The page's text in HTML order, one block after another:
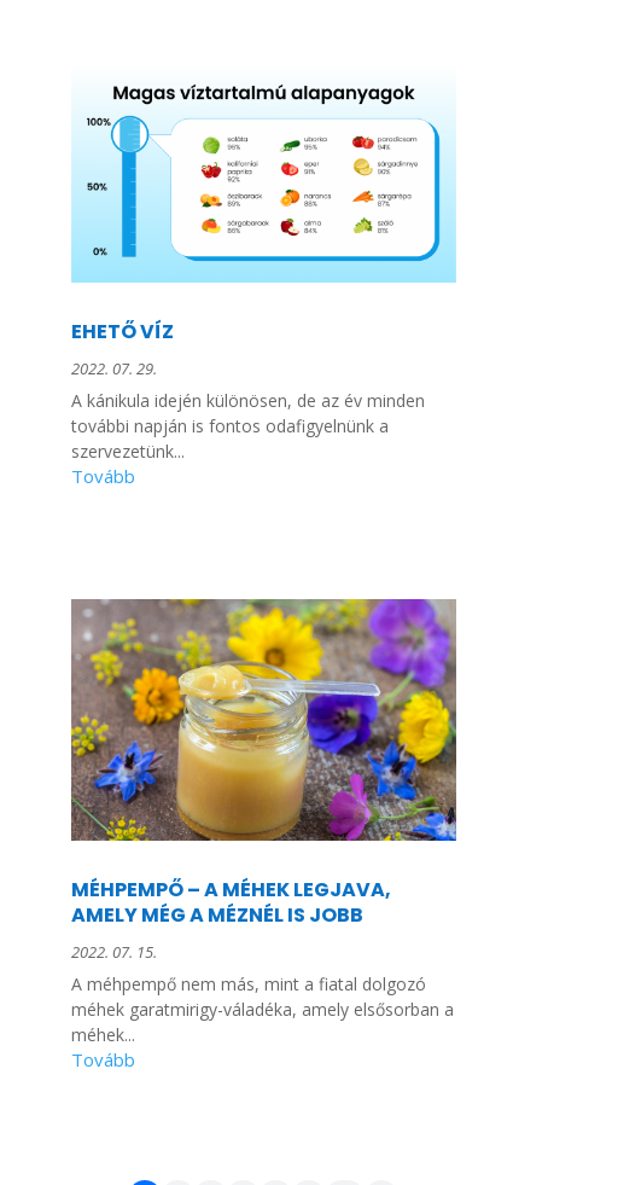
EHETŐ VÍZ
2022. 07. 29.
A kánikula idején különösen, de az év minden
további napján is fontos odafigyelnünk a
szervezetünk...
MÉHPEMPŐ – A MÉHEK LEGJAVA,
AMELY MÉG A MÉZNÉL IS JOBB
2022. 07. 15.
A méhpempő nem más, mint a fiatal dolgozó
méhek garatmirigy-váladéka, amely elsősorban a
méhek...